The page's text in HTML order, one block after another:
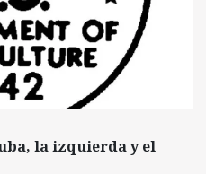
la izquierda y el